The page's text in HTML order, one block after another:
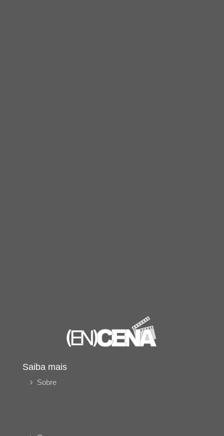
Saiba mais
Sobre